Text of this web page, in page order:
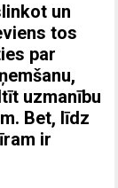
un
tos
par
uzmanību
Bet, līdz
ir